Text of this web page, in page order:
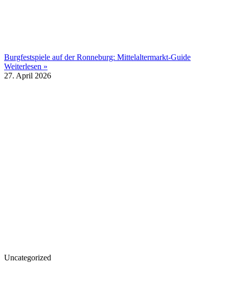
Burgfestspiele auf der Ronneburg: Mittelaltermarkt-Guide
Weiterlesen »
27. April 2026
Uncategorized